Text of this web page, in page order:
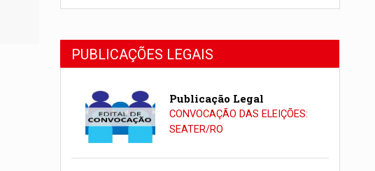
PUBLICAÇÕES LEGAIS
Publicação Legal
CONVOCAÇÃO DAS ELEIÇÕES:
SEATER/RO